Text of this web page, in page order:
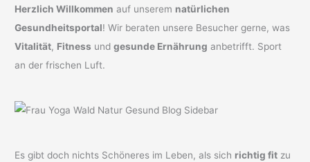
Herzlich Willkommen auf unserem natürlichen
Gesundheitsportal! Wir beraten unsere Besucher gerne, was
Vitalität, Fitness undgesunde Ernährung anbetrifft. Sport
an der frischen Luft.
Es gibt doch nichts Schöneres im Leben, als sich richtig fit zu